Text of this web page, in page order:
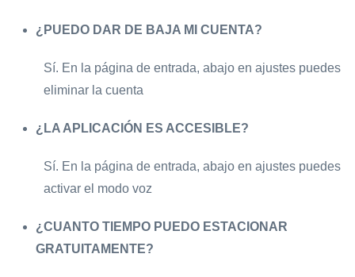
¿PUEDO DAR DE BAJA MI CUENTA?
Sí. En la página de entrada, abajo en ajustes puedes
eliminar la cuenta
¿LA APLICACIÓN ES ACCESIBLE?
Sí. En la página de entrada, abajo en ajustes puedes
activar el modo voz
¿CUANTO TIEMPO PUEDO ESTACIONAR
GRATUITAMENTE?